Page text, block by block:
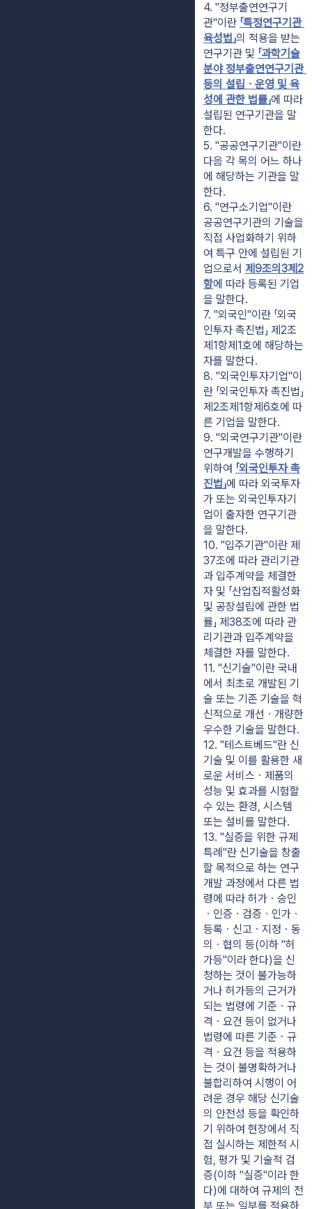
4. "정부출연연구기
관"이란 「특정연구기관
육성법」의 적용을 받는
연구기관 및 「과학기술
분야 정부출연연구기관
등의 설립ㆍ운영 및 육
성에 관한 법률」에 따라
설립된 연구기관을 말
한다.
5. "공공연구기관"이란
다음 각 목의 어느 하나
에 해당하는 기관을 말
한다.
6. "연구소기업"이란
공공연구기관의 기술을
직접 사업화하기 위하
여 특구 안에 설립된 기
업으로서 제9조의3제2
항에 따라 등록된 기업
을 말한다.
7. "외국인"이란 「외국
인투자 촉진법」 제2조
제1항제1호에 해당하는
자를 말한다.
8. "외국인투자기업"이
란 「외국인투자 촉진법」
제2조제1항제6호에 따
른 기업을 말한다.
9. "외국연구기관"이란
연구개발을 수행하기
위하여 「외국인투자 촉
진법」에 따라 외국투자
가 또는 외국인투자기
업이 출자한 연구기관
을 말한다.
10. "입주기관"이란 제
37조에 따라 관리기관
과 입주계약을 체결한
자 및 「산업집적활성화
및 공장설립에 관한 법
률」 제38조에 따라 관
리기관과 입주계약을
체결한 자를 말한다.
11. "신기술"이란 국내
에서 최초로 개발된 기
술 또는 기존 기술을 혁
신적으로 개선ㆍ개량한
우수한 기술을 말한다.
12. "테스트베드"란 신
기술 및 이를 활용한 새
로운 서비스ㆍ제품의
성능 및 효과를 시험할
수 있는 환경, 시스템
또는 설비를 말한다.
13. "실증을 위한 규제
특례"란 신기술을 창출
할 목적으로 하는 연구
개발 과정에서 다른 법
령에 따라 허가ㆍ승인
ㆍ인증ㆍ검증ㆍ인가ㆍ
등록ㆍ신고ㆍ지정ㆍ동
의ㆍ협의 등(이하 "허
가등"이라 한다)을 신
청하는 것이 불가능하
거나 허가등의 근거가
되는 법령에 기준ㆍ규
격ㆍ요건 등이 없거나
법령에 따른 기준ㆍ규
격ㆍ요건 등을 적용하
는 것이 불명확하거나
불합리하여 시행이 어
려운 경우 해당 신기술
의 안전성 등을 확인하
기 위하여 현장에서 직
접 실시하는 제한적 시
험, 평가 및 기술적 검
증(이하 "실증"이라 한
다)에 대하여 규제의 전
부 또는 일부를 적용하